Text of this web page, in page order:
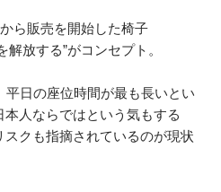
ら販売を開始した椅子
解放する”がコンセプト。
日の座位時間が最も長いとい
人ならではという気もする
クも指摘されているのが現状